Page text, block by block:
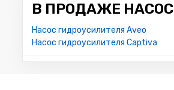
В ПРОДАЖЕ НАСОС
Насос гидроусилителя Aveo
Насос гидроусилителя Captiva